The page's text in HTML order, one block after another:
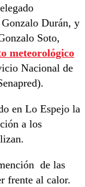
Durán, y
Soto,
meteorológico
Nacional de
en Lo Espejo la
a los
de las
frente al calor.